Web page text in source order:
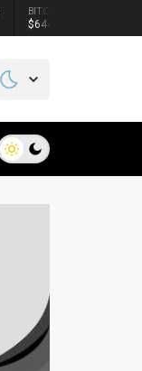
BITCOIN
$64451